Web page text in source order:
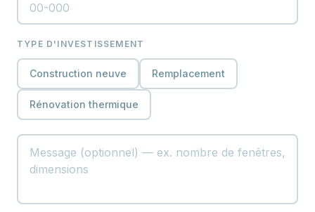
TYPE D'INVESTISSEMENT
Construction neuve Remplacement
Rénovation thermique